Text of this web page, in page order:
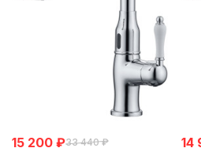
15 200 ₽33 440 ₽ 14